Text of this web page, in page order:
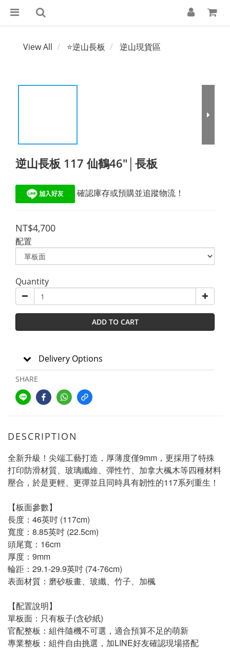
View All ⭐逆山長板 逆山現貨區
逆山長板 117 仙鶴46"│長板
確認庫存或預購並追蹤物流！
NT$4,700
配置
Quantity
ADD TO CART
Delivery Options
SHARE
DESCRIPTION
全新升級！尖端工藝打造，厚薄度僅9mm，更採用了特殊
打印防滑材質、玻璃纖維、彈性竹、加拿大楓木等四種材料
壓合，於是更輕、更彈並且同時具有韌性的117系列重生！
【板面參數】
長度：46英吋 (117cm)
寬度：8.85英吋 (22.5cm)
頭尾寬：16cm
厚度：9mm
輪距：29.1-29.9英吋 (74-76cm)
表面材質：磨砂板畫、玻纖、竹子、加楓
【配置說明】
單板面：只有板子(含砂紙)
官配整板：組件隨機不可選，適合預算不足的萌新
專業整板：組件自由挑選，加LINE好友確認現場搭配